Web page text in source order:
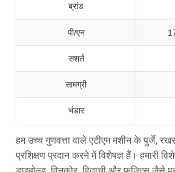
ब्रांड
पी/एन
सशर्त
सामग्री
भंडार
हम उच्च गुणवत्ता वाले एटीएम मशीन के पुर्जे,
प्रशिक्षण प्रदान करने में विशेषज्ञ हैं। हमारी